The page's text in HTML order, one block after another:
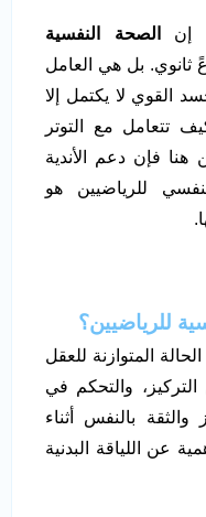
إن
الصحة النفسية
بل هي العامل
القوي لا يكتمل إلا
تتعامل مع التوتر
فإن دعم الأندية
للرياضيين هو
للرياضيين؟
المتوازنة للعقل
والتحكم في
بالنفس أثناء
عن اللياقة البدنية